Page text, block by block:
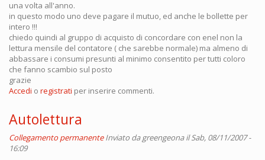
una volta all'anno.
in questo modo uno deve pagare il mutuo, ed anche le bollette per
intero !!!
chiedo quindi al gruppo di acquisto di concordare con enel non la
lettura mensile del contatore ( che sarebbe normale) ma almeno di
abbassare i consumi presunti al minimo consentito per tutti coloro
che fanno scambio sul posto
grazie
Accedi o registrati per inserire commenti.
Autolettura
Collegamento permanente Inviato dagreengeonail Sab, 08/11/2007 -
16:09